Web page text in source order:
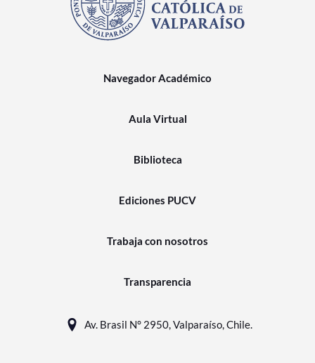
Navegador Académico
Aula Virtual
Biblioteca
Ediciones PUCV
Trabaja con nosotros
Transparencia
Av. Brasil N° 2950, Valparaíso, Chile.